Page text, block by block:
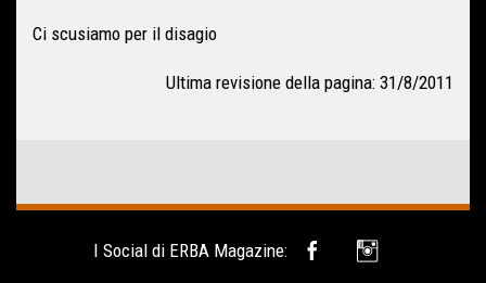
Ci scusiamo per il disagio
Ultima revisione della pagina: 31/8/2011
I Social di ERBA Magazine: